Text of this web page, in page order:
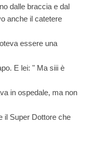
dalle braccia e dal
anche il catetere
essere una
E lei: " Ma siii è
in ospedale, ma non
il Super Dottore che